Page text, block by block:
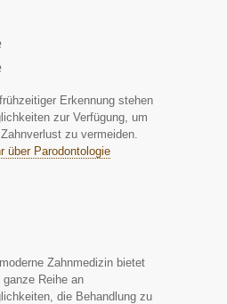
Erkennung stehen
zur Verfügung, um
zu vermeiden.
über Parodontologie
Zahnmedizin bietet
ganze Reihe an
die Behandlung zu